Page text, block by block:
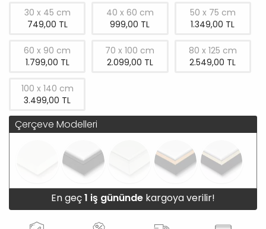
30 x 45 cm
749,00 TL
40 x 60 cm
999,00 TL
50 x 75 cm
1.349,00 TL
60 x 90 cm
1.799,00 TL
70 x 100 cm
2.099,00 TL
80 x 125 cm
2.549,00 TL
100 x 140 cm
3.499,00 TL
Çerçeve Modelleri
En geç1 iş gününde kargoya verilir!